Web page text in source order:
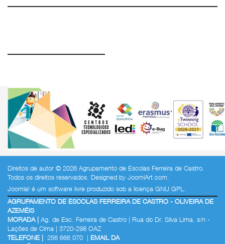
Direitos de autor © 2026 Agrupamento de Escolas Ferreira de Castro.
Todos os direitos reservados. Designed by JoomlArt.com
Joomla! é um software livre produzido sob a licença GNU GPL.
AGRUPAMENTO DE ESCOLAS FERREIRA DE CASTRO - OLIVEIRA DE
AZEMÉIS
MORADA | Ag. de Esc. Ferreira de Castro | Rua do Dr. Silva Lima, s/n -
Lações de Cima | 3720-298 OAZ
TELEFONE | 256 666 070 | EMAIL DA